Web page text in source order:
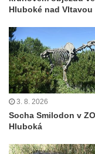
Socha svatého
Pamětní deska
Fischera na
května v
Pamětní deska
Obrázek svatého
Hluboké nad Vltavou
3. 8. 2026
Socha Smilodon v
Hluboká